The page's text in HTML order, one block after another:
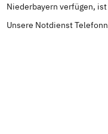
Niederbayern verfügen,
Unsere Notdienst